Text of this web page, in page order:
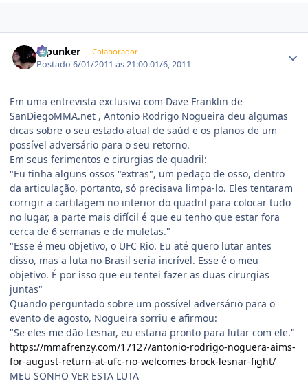
Dipunker Colaborador
Postado6/01/2011 às 21:0001/6, 2011
Em uma entrevista exclusiva com Dave Franklin de
SanDiegoMMA.net , Antonio Rodrigo Nogueira deu algumas
dicas sobre o seu estado atual de saúd e os planos de um
possível adversário para o seu retorno.
Em seus ferimentos e cirurgias de quadril:
"Eu tinha alguns ossos "extras", um pedaço de osso, dentro
da articulação, portanto, só precisava limpa-lo. Eles tentaram
corrigir a cartilagem no interior do quadril para colocar tudo
no lugar, a parte mais difícil é que eu tenho que estar fora
cerca de 6 semanas e de muletas."
"Esse é meu objetivo, o UFC Rio. Eu até quero lutar antes
disso, mas a luta no Brasil seria incrível. Esse é o meu
objetivo. É por isso que eu tentei fazer as duas cirurgias
juntas"
Quando perguntado sobre um possível adversário para o
evento de agosto, Nogueira sorriu e afirmou:
"Se eles me dão Lesnar, eu estaria pronto para lutar com ele."
https://mmafrenzy.com/17127/antonio-rodrigo-noguera-aims-
for-august-return-at-ufc-rio-welcomes-brock-lesnar-fight/
MEU SONHO VER ESTA LUTA